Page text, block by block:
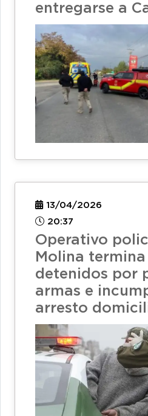
entregarse a
13/04/2026
20:37
Operativo
Molina
detenidos por
armas e
arresto